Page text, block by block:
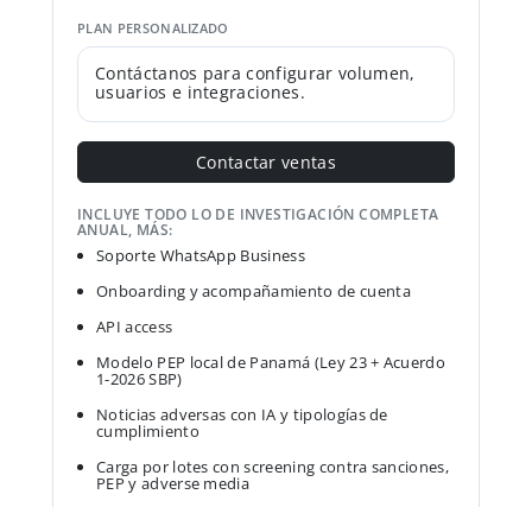
PLAN PERSONALIZADO
Contáctanos para configurar volumen,
usuarios e integraciones.
Contactar ventas
INCLUYE TODO LO DE INVESTIGACIÓN COMPLETA
ANUAL, MÁS:
Soporte WhatsApp Business
Onboarding y acompañamiento de cuenta
API access
Modelo PEP local de Panamá (Ley 23 + Acuerdo
1-2026 SBP)
Noticias adversas con IA y tipologías de
cumplimiento
Carga por lotes con screening contra sanciones,
PEP y adverse media